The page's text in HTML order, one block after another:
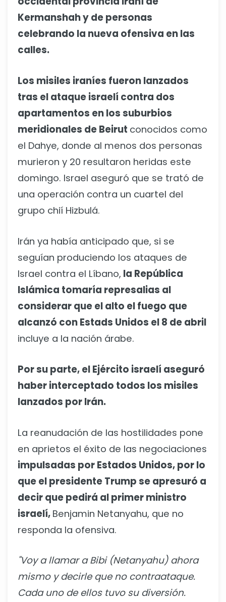
Kermanshah y de personas
celebrando la nueva ofensiva en las
calles.
Los misiles iraníes fueron lanzados
tras el ataque israelí contra dos
apartamentos en los suburbios
meridionales de Beirut conocidos como
el Dahye, donde al menos dos personas
murieron y 20 resultaron heridas este
domingo. Israel aseguró que se trató de
una operación contra un cuartel del
grupo chií Hizbulá.
Irán ya había anticipado que, si se
seguían produciendo los ataques de
Israel contra el Líbano, la República
Islámica tomaría represalias al
considerar que el alto el fuego que
alcanzó con Estads Unidos el 8 de abril
incluye a la nación árabe.
Por su parte, el Ejército israelí aseguró
haber interceptado todos los misiles
lanzados por Irán.
La reanudación de las hostilidades pone
en aprietos el éxito de las negociaciones
impulsadas por Estados Unidos, por lo
que el presidente Trump se apresuró a
decir que pedirá al primer ministro
israelí, Benjamin Netanyahu, que no
responda la ofensiva.
"Voy a llamar a Bibi (Netanyahu) ahora
mismo y decirle que no contraataque.
Cada uno de ellos tuvo su diversión.